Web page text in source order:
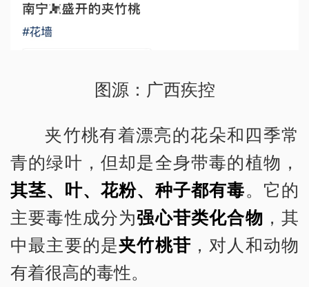
图源：广西疾控
夹竹桃有着漂亮的花朵和四季常
青的绿叶，但却是全身带毒的植物，
其茎、叶、花粉、种子都有毒。它的
主要毒性成分为强心苷类化合物 ，其
中最主要的是夹竹桃苷 ，对人和动物
有着很高的毒性。